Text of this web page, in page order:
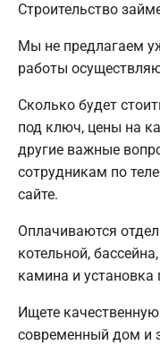
Строительство
Мы не предлагаем
работы
Сколько будет
под ключ, цены на
другие важные
сотрудникам по
сайте.
Оплачиваются
котельной,
камина и установка
Ищете
современный дом и